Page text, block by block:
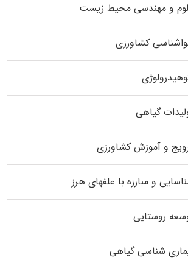
و مهندسی محیط زیست
کشاورزی
گیاهی
و آموزش کشاورزی
و مبارزه با علفهای هرز
روستایی
شناسی گیاهی